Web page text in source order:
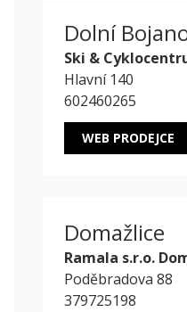
Dolní
Ski &
Hlavní 140
602460265
WEB PRODEJCE
Domažlice
Ramala s.r.o.
Poděbradova 88
379725198